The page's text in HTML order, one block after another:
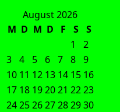
August 2026
M D M D F S
S
1
2
3 4 5 6 7 8 9
10 11 12 13 14 15 16
17 18 192021 2223
24252627282930